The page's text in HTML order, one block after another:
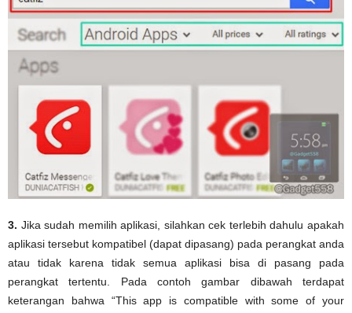
3. Jika sudah memilih aplikasi, silahkan cek terlebih dahulu apakah
aplikasi tersebut kompatibel (dapat dipasang) pada perangkat anda
atau tidak karena tidak semua aplikasi bisa di pasang pada
perangkat tertentu. Pada contoh gambar dibawah terdapat
keterangan bahwa “This app is compatible with some of your